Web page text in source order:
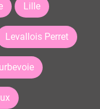
Lille
Levallois Perret